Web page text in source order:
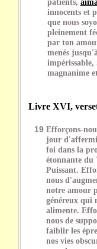
innocents et
que nous
pleinement
par ton
menés
impérissable,
magnanime
Livre XVI,
19 Efforçons-
jour
foi dans la
étonnante du
Puissant.
nous
notre amour
généreux qui
alimente.
nous de
faiblir les
nos vies